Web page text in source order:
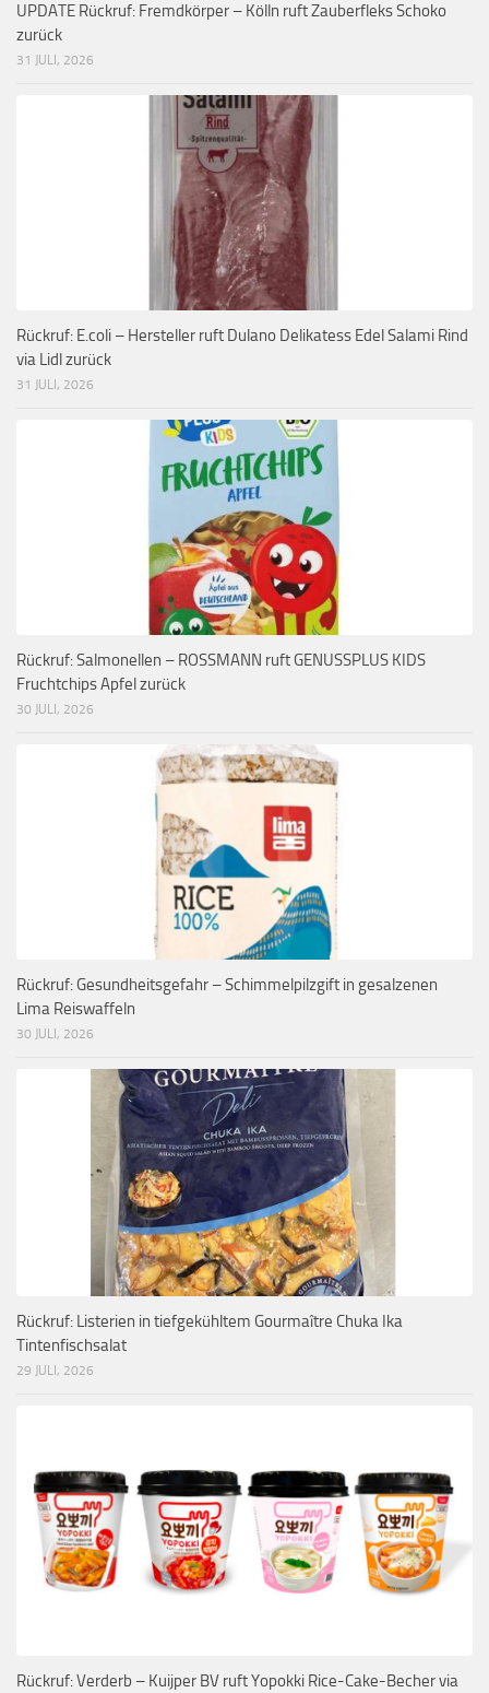
UPDATE Rückruf: Fremdkörper – Kölln ruft Zauberfleks Schoko
zurück
31 JULI, 2026
Rückruf: E.coli – Hersteller ruft Dulano Delikatess Edel Salami Rind
via Lidl zurück
31 JULI, 2026
Rückruf: Salmonellen – ROSSMANN ruft GENUSSPLUS KIDS
Fruchtchips Apfel zurück
30 JULI, 2026
Rückruf: Gesundheitsgefahr – Schimmelpilzgift in gesalzenen
Lima Reiswaffeln
30 JULI, 2026
Rückruf: Listerien in tiefgekühltem Gourmaître Chuka Ika
Tintenfischsalat
29 JULI, 2026
Rückruf: Verderb – Kuijper BV ruft Yopokki Rice-Cake-Becher via